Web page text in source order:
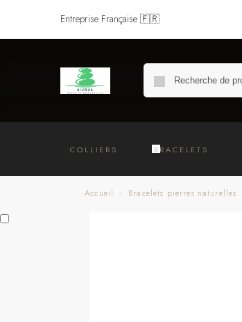
Entreprise Française 🇫🇷
COLLIERS BRACELETS
Accueil / Bracelets pierres naturelles